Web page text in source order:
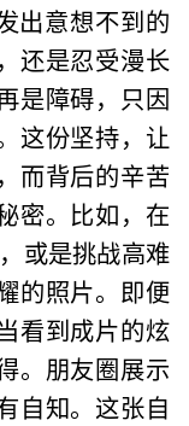
出意想不到的
还是忍受漫长
是障碍，只因
这份坚持，让
而背后的辛苦
密。比如，在
或是挑战高难
的照片。即便
看到成片的炫
。朋友圈展示
自知。这张自